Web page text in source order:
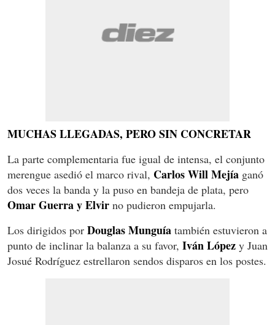
MUCHAS LLEGADAS, PERO SIN CONCRETAR
La parte complementaria fue igual de intensa, el conjunto
merengue asedió el marco rival, Carlos Will Mejía ganó
dos veces la banda y la puso en bandeja de plata, pero
Omar Guerra y Elvir no pudieron empujarla.
Los dirigidos por Douglas Munguía también estuvieron a
punto de inclinar la balanza a su favor, Iván López y Juan
Josué Rodríguez estrellaron sendos disparos en los postes.